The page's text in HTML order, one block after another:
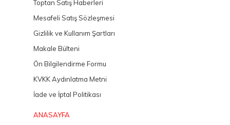
Toptan Satış Haberleri
Mesafeli Satış Sözleşmesi
Gizlilik ve Kullanım Şartları
Makale Bülteni
Ön Bilgilendirme Formu
KVKK Aydınlatma Metni
İade ve İptal Politikası
ANASAYFA